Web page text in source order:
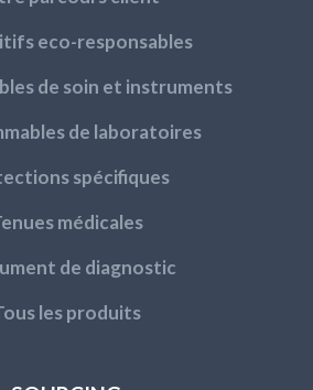
eco-responsables
de soin et instruments
de laboratoires
spécifiques
médicales
de diagnostic
les produits